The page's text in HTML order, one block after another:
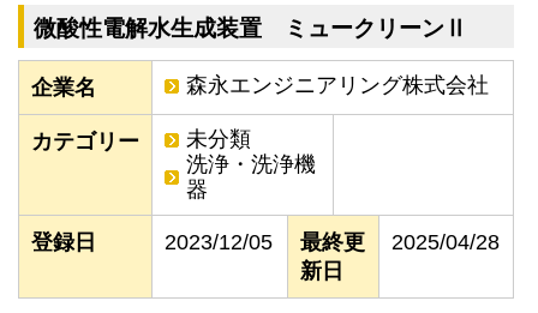
微酸性電解水生成装置 ミュークリーンⅡ
企業名 森永エンジニアリング株式会社
カテゴリー
未分類
洗浄・洗浄機
器
登録日 2023/12/05
最終更
新日
2025/04/28